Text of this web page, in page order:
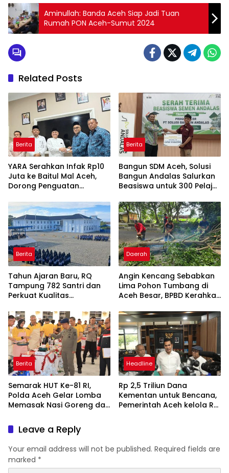
Aminullah: Banda Aceh Siap Jadi Tuan
Rumah PON Aceh-Sumut 2024
Related Posts
Berita
YARA Serahkan Infak Rp10
Juta ke Baitul Mal Aceh,
Dorong Penguatan
Amanah
Berita
Bangun SDM Aceh, Solusi
Bangun Andalas Salurkan
Beasiswa untuk 300 Pelajar
Berita
Tahun Ajaran Baru, RQ
Tampung 782 Santri dan
Perkuat Kualitas
Daerah
Angin Kencang Sebabkan
Lima Pohon Tumbang di
Aceh Besar, BPBD Kerahkan
Berita
Semarak HUT Ke-81 RI,
Polda Aceh Gelar Lomba
Memasak Nasi Goreng dan
Headline
Rp 2,5 Triliun Dana
Kementan untuk Bencana,
Pemerintah Aceh kelola Rp
Leave a Reply
Your email address will not be published. Required fields are
marked *